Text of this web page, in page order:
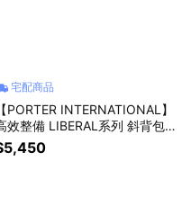
宅配商品
【PORTER INTERNATIONAL】
效整備 LIBERAL系列 斜背包
色)